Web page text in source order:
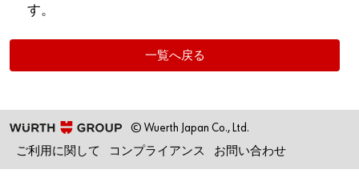
す。
一覧へ戻る
© Wuerth Japan Co., Ltd.
ご利用に関して
コンプライアンス お問い合わせ